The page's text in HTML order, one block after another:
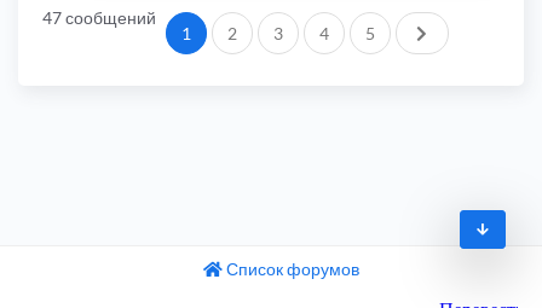
47 сообщений
1 2 3 4 5 След.
Список форумов